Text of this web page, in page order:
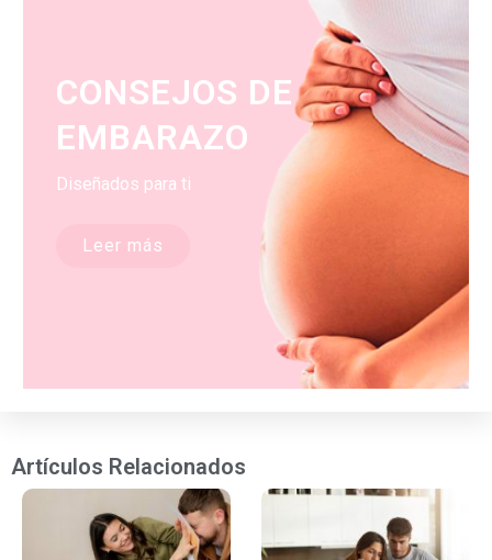
CONSEJOS DE
EMBARAZO
Diseñados para ti
Leer más
Artículos Relacionados